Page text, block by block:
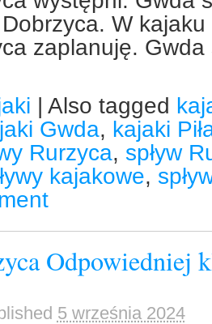
Dobrzyca. W
zaplanuję. Gwda
| Also tagged
Gwda, kajaki
Rurzyca, spływ
kajakowe,
Odpowiedniej
5 września 2024